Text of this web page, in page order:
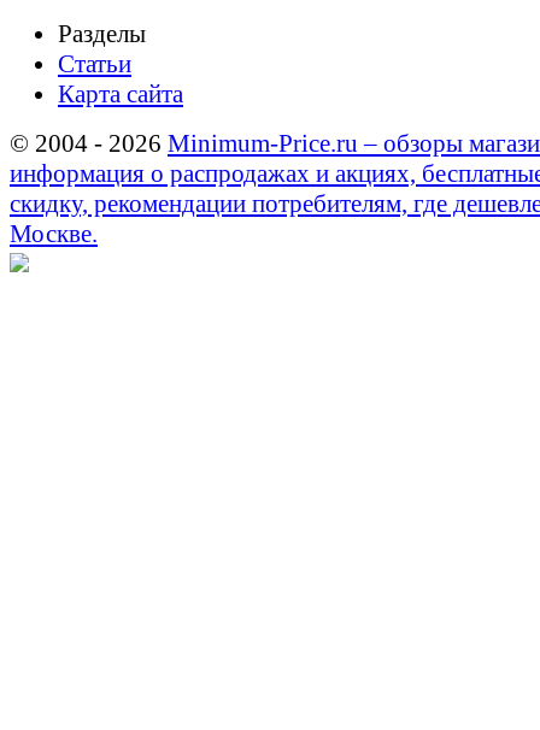
Разделы
Статьи
Карта сайта
© 2004 - 2026 Minimum-Price.ru – обзоры
информация о распродажах и акциях,
скидку, рекомендации потребителям, где
Москве.